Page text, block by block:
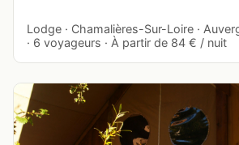
Lodge · Chamalières-Sur-Loire ·
· 6 voyageurs · À partir de 84 € / nuit